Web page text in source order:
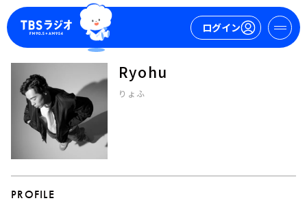
ログイン
マイページ
ログイン
Ryohu
りょふ
PROFILE